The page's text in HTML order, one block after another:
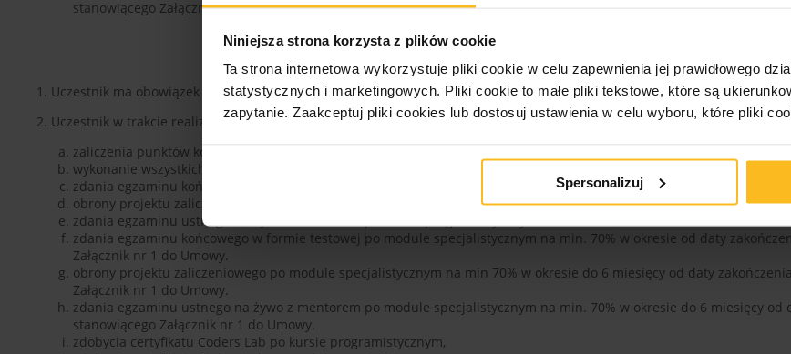
Niniejsza strona korzysta z plików cookie
Ta strona internetowa wykorzystuje pliki cookie w celu zapewnienia jej prawidłowego
statystycznych i marketingowych. Pliki cookie to małe pliki tekstowe, które są
zapytanie. Zaakceptuj pliki cookies lub dostosuj ustawienia w celu wyboru, które pliki
Spersonalizuj
stanowiącego Załącznik nr 1 do Umowy.
§ 3. Prawa i obowiązki
1. Uczestnik ma obowiązek przestrzegać regulamin Pakietu Pewna Praca.
2. Uczestnik w trakcie realizacji świadczeń w ramach Pakietu Pewna zobowiązuje się do:
zaliczenia punktów kontrolnych w trakcie kursu na poziomie min 70%,
wykonanie wszystkich warsztatów projektowych w trakcie kursu,
zdania egzaminu końcowego w formie testowej po kursie programistycznym na min. 70%,
obrony projektu zaliczeniowego po kursie programistycznym na min. 70%,
zdania egzaminu ustnego na żywo z mentorem po kursie programistycznym na min. 70%,
zdania egzaminu końcowego w formie testowej po module specjalistycznym na min. 70% w okresie od daty
Załącznik nr 1 do Umowy.
obrony projektu zaliczeniowego po module specjalistycznym na min 70% w okresie do 6 miesięcy od daty
Załącznik nr 1 do Umowy.
zdania egzaminu ustnego na żywo z mentorem po module specjalistycznym na min. 70% w okresie do 6 miesięcy
stanowiącego Załącznik nr 1 do Umowy.
zdobycia certyfikatu Coders Lab po kursie programistycznym,